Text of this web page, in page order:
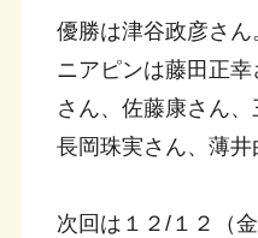
優勝は津谷政彦さん
ニアピンは藤田正
さん、佐藤康さん、
長岡珠実さん、薄井
次回は１２/１２（